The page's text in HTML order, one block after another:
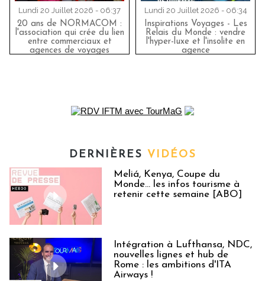
Lundi 20 Juillet 2026 - 06:37
20 ans de NORMACOM :
l'association qui crée du lien
entre commerciaux et
agences de voyages
Lundi 20 Juillet 2026 - 06:34
Inspirations Voyages - Les
Relais du Monde : vendre
l'hyper-luxe et l'insolite en
agence
DERNIÈRES VIDÉOS
Meliá, Kenya, Coupe du
Monde… les infos tourisme à
retenir cette semaine [ABO]
Intégration à Lufthansa, NDC,
nouvelles lignes et hub de
Rome : les ambitions d'ITA
Airways !